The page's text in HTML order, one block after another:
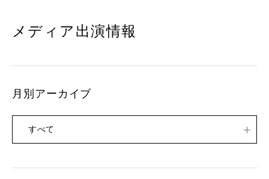
メディア出演情報
月別アーカイブ
すべて